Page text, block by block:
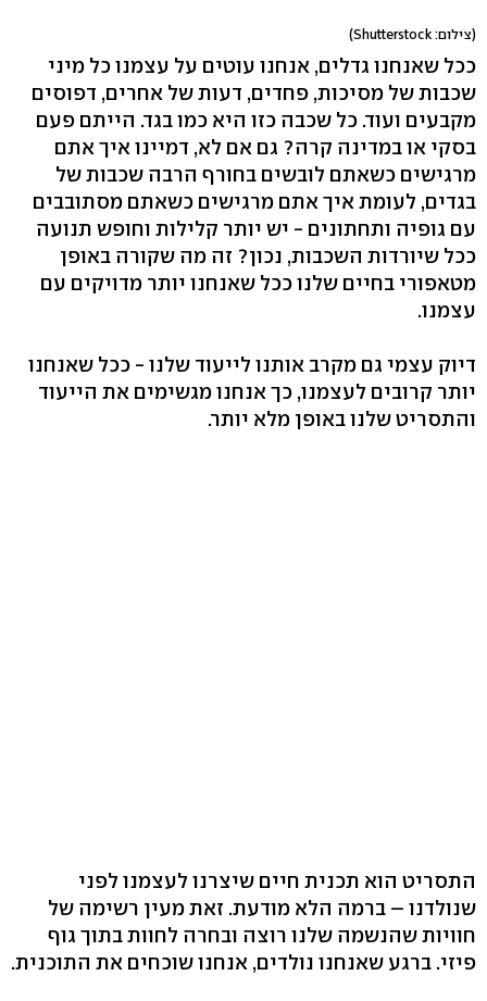
(צילום: Shutterstock)
ככל שאנחנו גדלים, אנחנו עוטים על עצמנו כל מיני
שכבות של מסיכות, פחדים, דעות של אחרים, דפוסים
מקבעים ועוד. כל שכבה כזו היא כמו בגד. הייתם פעם
בסקי או במדינה קרה? גם אם לא, דמיינו איך אתם
מרגישים כשאתם לובשים בחורף הרבה שכבות של
בגדים, לעומת איך אתם מרגישים כשאתם מסתובבים
עם גופיה ותחתונים - יש יותר קלילות וחופש תנועה
ככל שיורדות השכבות, נכון? זה מה שקורה באופן
מטאפורי בחיים שלנו ככל שאנחנו יותר מדויקים עם
עצמנו.
דיוק עצמי גם מקרב אותנו לייעוד שלנו - ככל שאנחנו
יותר קרובים לעצמנו, כך אנחנו מגשימים את הייעוד
והתסריט שלנו באופן מלא יותר.
התסריט הוא תכנית חיים שיצרנו לעצמנו לפני
שנולדנו – ברמה הלא מודעת. זאת מעין רשימה של
חוויות שהנשמה שלנו רוצה ובחרה לחוות בתוך גוף
פיזי. ברגע שאנחנו נולדים, אנחנו שוכחים את התוכנית.